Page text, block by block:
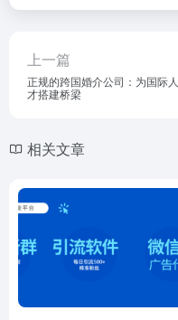
上一篇
正规的跨国婚介公司：为国际人
才搭建桥梁
相关文章